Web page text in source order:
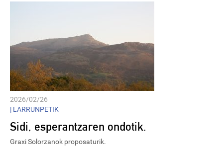
2026/02/26
| LARRUNPETIK
Sidi, esperantzaren ondotik.
Graxi Solorzanok proposaturik.